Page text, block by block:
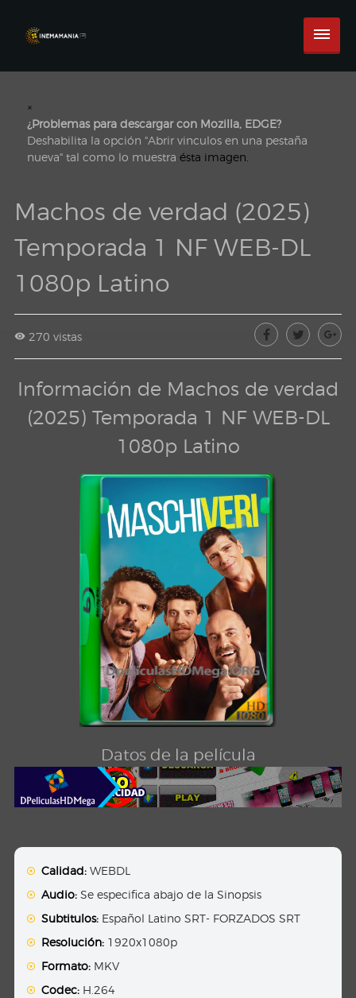
×
¿Problemas para descargar con Mozilla, EDGE?
Deshabilita la opción "Abrir vinculos en una pestaña
nueva" tal como lo muestra ésta imagen.
Machos de verdad (2025)
Temporada 1 NF WEB-DL
1080p Latino
270 vistas
Información de Machos de verdad
(2025) Temporada 1 NF WEB-DL
1080p Latino
Datos de la película
Calidad: WEBDL
Audio: Se especifica abajo de la Sinopsis
Subtitulos: Español Latino SRT- FORZADOS SRT
Resolución: 1920x1080p
Formato: MKV
Codec: H.264